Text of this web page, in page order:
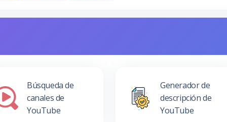
Búsqueda de
canales de
YouTube
Generador de
descripción de
YouTube